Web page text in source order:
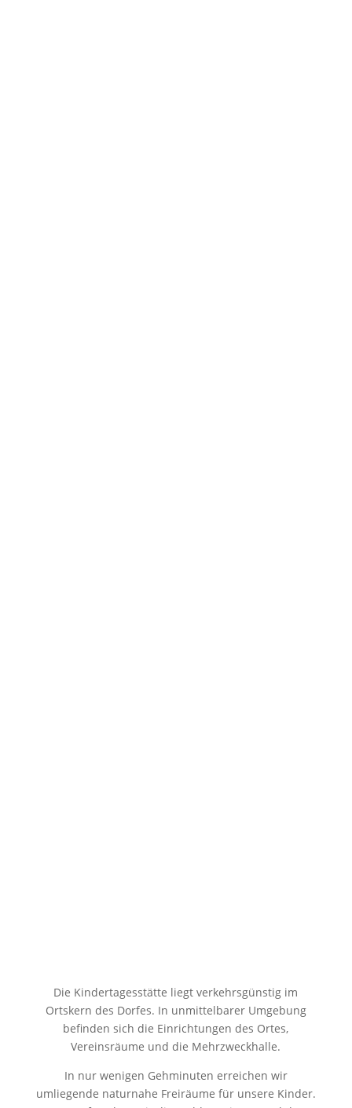
Die Kindertagesstätte liegt verkehrsgünstig im
Ortskern des Dorfes. In unmittelbarer Umgebung
befinden sich die Einrichtungen des Ortes,
Vereinsräume und die Mehrzweckhalle.
In nur wenigen Gehminuten erreichen wir
umliegende naturnahe Freiräume für unsere Kinder.